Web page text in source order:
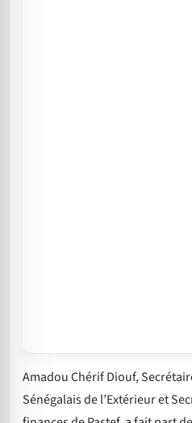
Amadou Chérif Diouf,
Sénégalais de l’Extérieur et